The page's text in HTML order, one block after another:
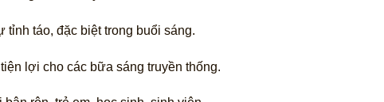
tỉnh táo, đặc biệt trong buổi sáng.
lợi cho các bữa sáng truyền thống.